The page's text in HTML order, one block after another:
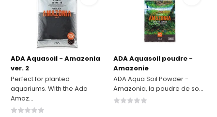
ADA Aquasoil - Amazonia
ver. 2
Perfect for planted
aquariums. With the Ada
Amaz...
ADA Aquasoil poudre -
Amazonie
ADA Aqua Soil Powder -
Amazonia, la poudre de so...